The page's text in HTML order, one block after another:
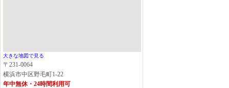
大きな地図で見る
〒231-0064
横浜市中区野毛町1-22
年中無休・24時間利用可